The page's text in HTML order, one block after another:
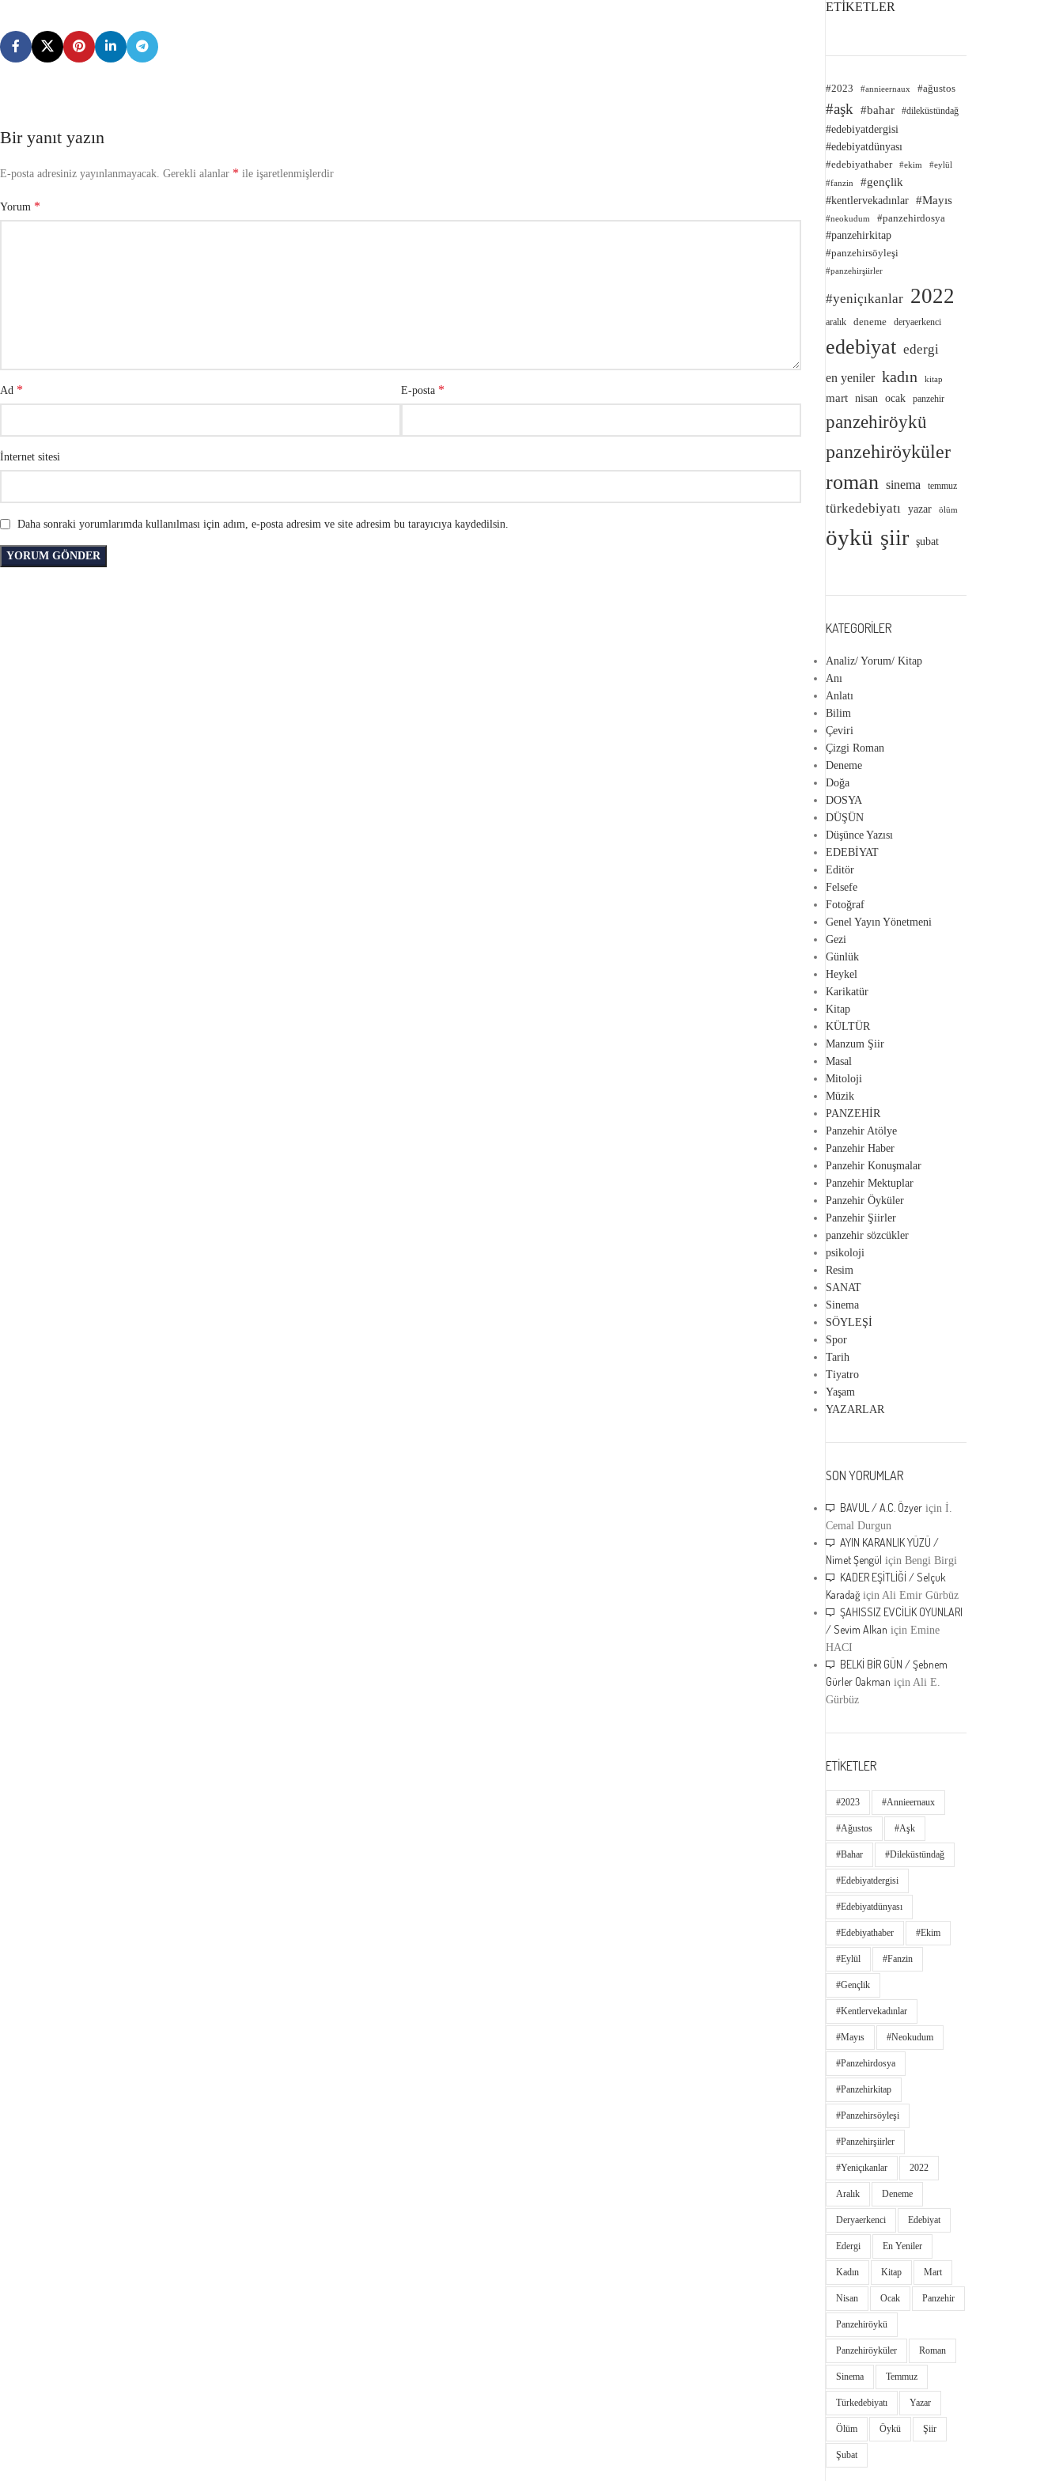
Bir yanıt yazın
E-posta adresiniz yayınlanmayacak. Gerekli alanlar * ile işaretlenmişlerdir
Yorum *
Ad * E-posta *
İnternet sitesi
Daha sonraki yorumlarımda kullanılması için adım, e-posta adresim ve site adresim bu tarayıcıya kaydedilsin.
ETİKETLER
#2023 #annieernaux #ağustos
#aşk #bahar #dileküstündağ
#edebiyatdergisi
#edebiyatdünyası
#edebiyathaber #ekim #eylül
#fanzin
#gençlik
#kentlervekadınlar #Mayıs
#neokudum
#panzehirdosya
#panzehirkitap
#panzehirsöyleşi
#panzehirşiirler
#yeniçıkanlar 2022
aralık deneme deryaerkenci
edebiyat edergi
en yeniler kadın kitap
mart nisan ocak panzehir
panzehiröykü
panzehiröyküler
roman sinema temmuz
türkedebiyatı yazar ölüm
öykü şiir şubat
KATEGORILER
Analiz/ Yorum/ Kitap
Anı
Anlatı
Bilim
Çeviri
Çizgi Roman
Deneme
Doğa
DOSYA
DÜŞÜN
Düşünce Yazısı
EDEBİYAT
Editör
Felsefe
Fotoğraf
Genel Yayın Yönetmeni
Gezi
Günlük
Heykel
Karikatür
Kitap
KÜLTÜR
Manzum Şiir
Masal
Mitoloji
Müzik
PANZEHİR
Panzehir Atölye
Panzehir Haber
Panzehir Konuşmalar
Panzehir Mektuplar
Panzehir Öyküler
Panzehir Şiirler
panzehir sözcükler
psikoloji
Resim
SANAT
Sinema
SÖYLEŞİ
Spor
Tarih
Tiyatro
Yaşam
YAZARLAR
SON YORUMLAR
BAVUL / A.C. Özyer içinİ.
Cemal Durgun
AYIN KARANLIK YÜZÜ /
Nimet Şengül içinBengi Birgi
KADER EŞİTLİĞİ / Selçuk
Karadağ içinAli Emir Gürbüz
ŞAHISSIZ EVCİLİK OYUNLARI
/ Sevim Alkan içinEmine
HACI
BELKİ BİR GÜN / Şebnem
Gürler Oakman içinAli E.
Gürbüz
ETİKETLER
#2023 #annieernaux
#ağustos #aşk
#bahar #dileküstündağ
#edebiyatdergisi
#edebiyatdünyası
#edebiyathaber #ekim
#eylül #fanzin
#gençlik
#kentlervekadınlar
#Mayıs #neokudum
#panzehirdosya
#panzehirkitap
#panzehirsöyleşi
#panzehirşiirler
#yeniçıkanlar 2022
Aralık Deneme
Deryaerkenci Edebiyat
Edergi En Yeniler
Kadın Kitap Mart
Nisan Ocak Panzehir
Panzehiröykü
Panzehiröyküler Roman
Sinema Temmuz
Türkedebiyatı Yazar
Ölüm Öykü Şiir
Şubat